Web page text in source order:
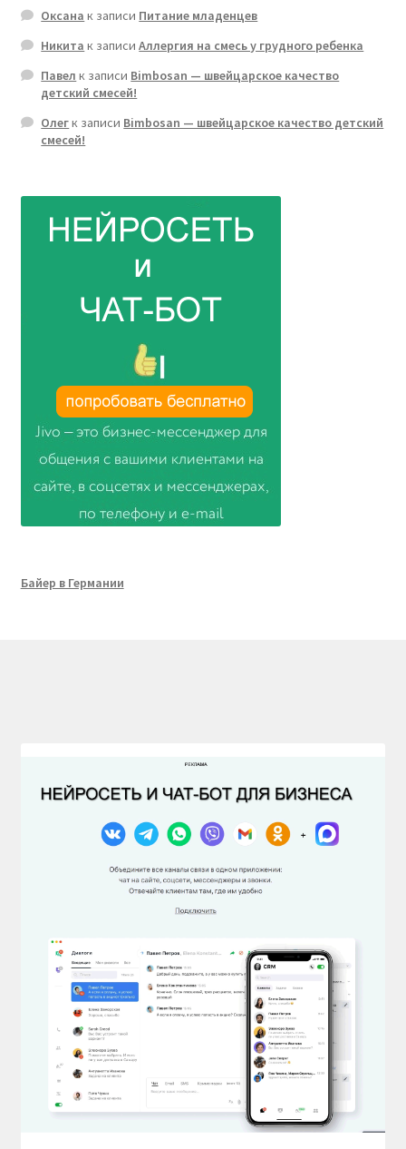
Оксана к записи Питание младенцев
Никита к записиАллергия на смесь у грудного ребенка
Павел к записи Bimbosan — швейцарское качество
детский смесей!
Олегк записи Bimbosan — швейцарское качество детский
смесей!
Байер в Германии